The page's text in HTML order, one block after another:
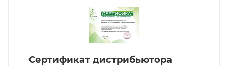
Сертификат дистрибьютора